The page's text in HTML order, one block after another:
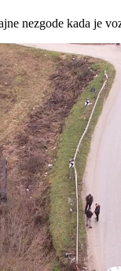
nezgode kada je